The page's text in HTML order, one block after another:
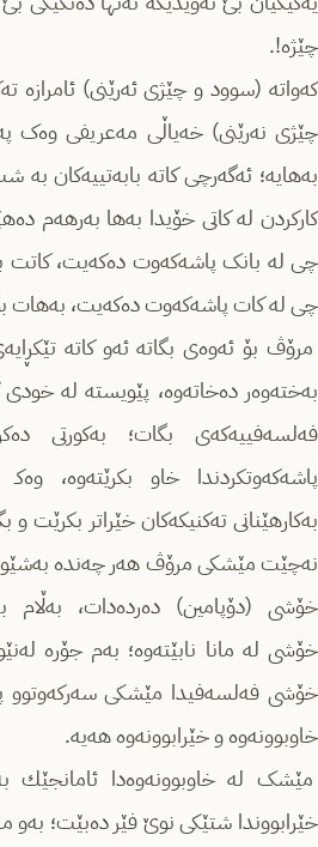
چێژە!.
كەواتە (سوود و چێژی ئەرێنی) ئامرازە
چێژی نەرێنی) خەیاڵی مەعریفی وەک
بەهایە؛ ئەگەرچی کاتە بابەتییەكان بە
کارکردن لە کاتی خۆیدا بەها بەرهەم
چی لە بانک پاشەکەوت دەکەیت، کاتت
چی لە كات پاشەكەوت دەكەیت، بەهات
مرۆڤ بۆ ئەوەی بگاتە ئەو کاتە
بەختەوەر دەخاتەوە، پێویستە لە
فەلسەفییەكەی بگات؛ بەكورتی
پاشەکەوتكردندا خاو بکرێتەوە،
بەکارهێنانی تەکنیکەکان خێراتر بکرێت و
نەچێت مێشکی مرۆڤ هەر چەندە
خۆشی (دۆپامین) دەردەدات، بەڵام
خۆشی لە مانا نابێتەوە؛ بەم جۆرە
خۆشی فەلسەفیدا مێشکی سەركەوتوو
خاوبوونەوە و خێرابوونەوە هەیە.
مێشک لە خاوبوونەوەدا ئامانجێك
خێرابووندا شتێكی نوێ فێر دەبێت؛